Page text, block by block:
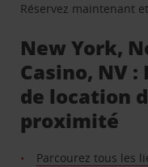
Réservez maintenant
New York,
Casino, NV
de location
proximité
Parcourez tous les